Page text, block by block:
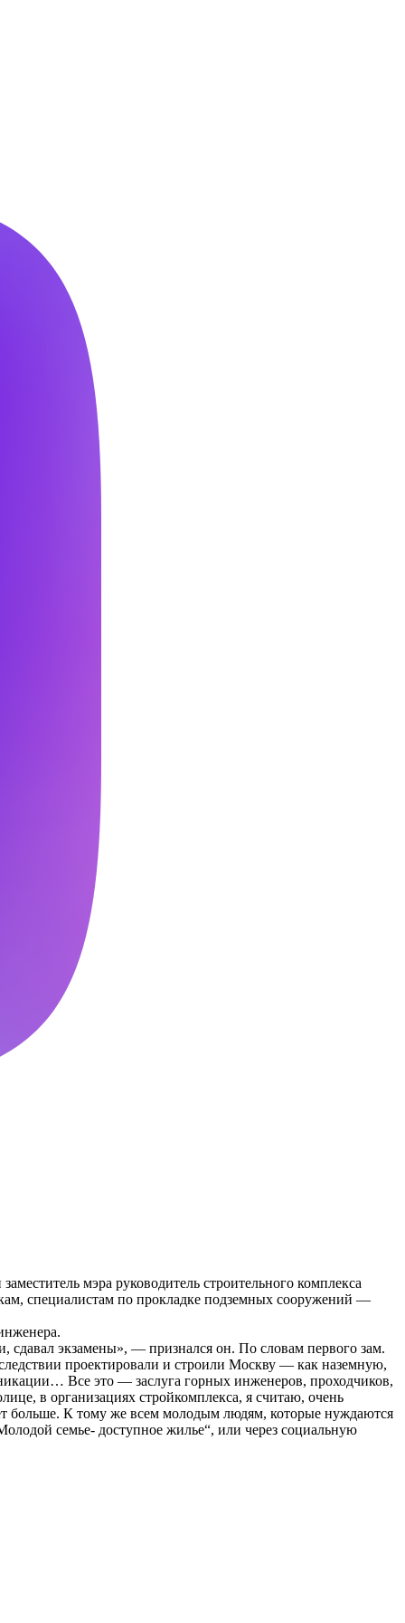
мэра руководитель строительного комплекса
специалистам по прокладке подземных сооружений —
экзамены», — признался он. По словам первого зам.
проектировали и строили Москву — как наземную,
Все это — заслуга горных инженеров, проходчиков,
в организациях стройкомплекса, я считаю, очень
больше. К тому же всем молодым людям, которые нуждаются
семье- доступное жилье“, или через социальную